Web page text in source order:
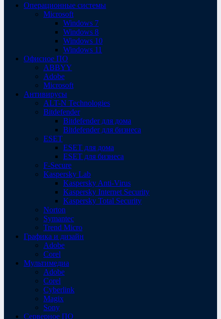
Операционные системы
Microsoft
Windows 7
Windows 8
Windows 10
Windows 11
Офисное ПО
ABBYY
Adobe
Microsoft
Антивирусы
ALT-N Technologies
Bitdefender
Bitdefender для дома
Bitdefender для бизнеса
ESET
ESET для дома
ESET для бизнеса
F-Secure
Kaspersky Lab
Kaspersky Anti-Virus
Kaspersky Internet Security
Kaspersky Total Security
Norton
Symantec
Trend Micro
Графика и дизайн
Adobe
Corel
Мультимедиа
Adobe
Corel
Cyberlink
Magix
Sony
Серверное ПО